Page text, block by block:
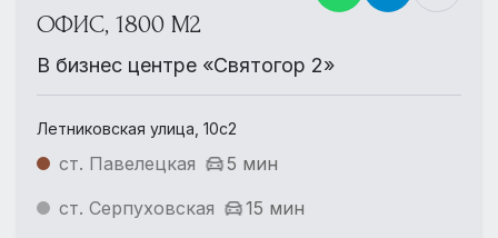
ОФИС, 1800 М2
В бизнес центре «Святогор 2»
Летниковская улица, 10с2
ст. Павелецкая
5 мин
ст. Серпуховская
15 мин